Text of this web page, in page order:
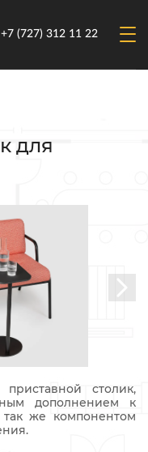
+7 (727) 312 11 22
для
столик,
дополнением к
же компонентом